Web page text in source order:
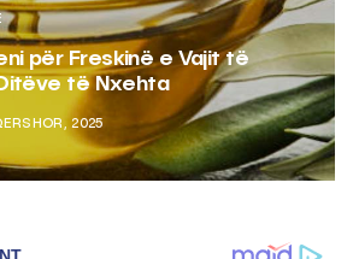
për Freskinë e Vajit të
të Nxehta
2025